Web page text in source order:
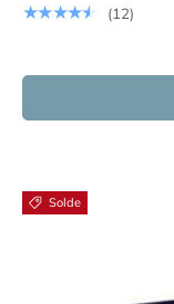
★★★★★
(12)
Solde